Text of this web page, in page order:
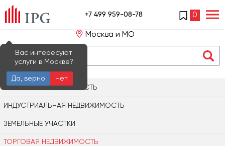
+7 499 959-08-78 0
Москва и МО
Вас интересуют
услуги в Москве?
Да, верно
Нет
ОФИСНАЯ НЕДВИЖИМОСТЬ
ИНДУСТРИАЛЬНАЯ НЕДВИЖИМОСТЬ
ЗЕМЕЛЬНЫЕ УЧАСТКИ
ТОРГОВАЯ НЕДВИЖИМОСТЬ